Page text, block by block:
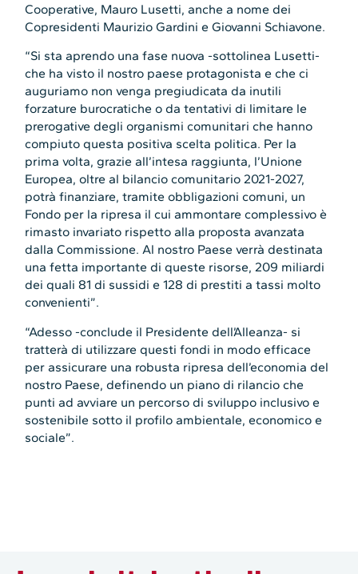
Cooperative, Mauro Lusetti, anche a nome dei
Copresidenti Maurizio Gardini e Giovanni Schiavone.
“Si sta aprendo una fase nuova -sottolinea Lusetti-
che ha visto il nostro paese protagonista e che ci
auguriamo non venga pregiudicata da inutili
forzature burocratiche o da tentativi di limitare le
prerogative degli organismi comunitari che hanno
compiuto questa positiva scelta politica. Per la
prima volta, grazie all’intesa raggiunta, l’Unione
Europea, oltre al bilancio comunitario 2021-2027,
potrà finanziare, tramite obbligazioni comuni, un
Fondo per la ripresa il cui ammontare complessivo è
rimasto invariato rispetto alla proposta avanzata
dalla Commissione. Al nostro Paese verrà destinata
una fetta importante di queste risorse, 209 miliardi
dei quali 81 di sussidi e 128 di prestiti a tassi molto
convenienti”.
“Adesso -conclude il Presidente dell’Alleanza- si
tratterà di utilizzare questi fondi in modo efficace
per assicurare una robusta ripresa dell’economia del
nostro Paese, definendo un piano di rilancio che
punti ad avviare un percorso di sviluppo inclusivo e
sostenibile sotto il profilo ambientale, economico e
sociale”.